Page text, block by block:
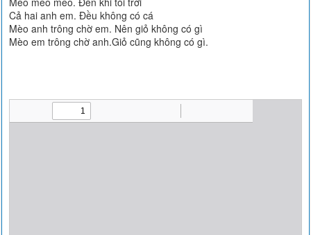
Cả hai anh em. Đều không có cá
Mèo anh trông chờ em. Nên giỏ không có gì
Mèo em trông chờ anh.Giỏ cũng không có gì.